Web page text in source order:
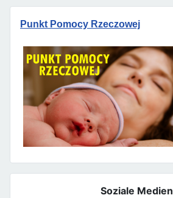
Punkt Pomocy Rzeczowej
Soziale Medien